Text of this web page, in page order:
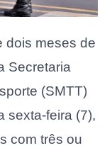
dois meses de
Secretaria
(SMTT)
sexta-feira (7),
com três ou